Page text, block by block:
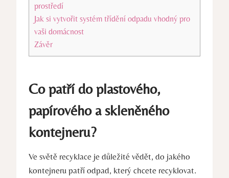
prostředí
Jak si vytvořit systém třídění odpadu vhodný pro
vaši domácnost
Závěr
Co patří do plastového,
papírového a skleněného
kontejneru?
Ve světě recyklace je důležité vědět, do jakého
kontejneru patří odpad, který chcete recyklovat.